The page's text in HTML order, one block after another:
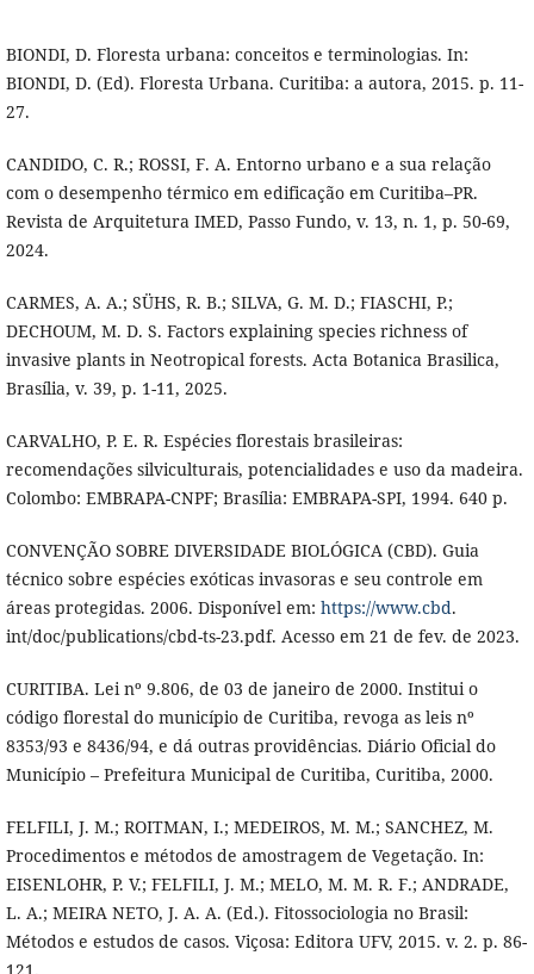
BIONDI, D. Floresta urbana: conceitos e terminologias. In:
BIONDI, D. (Ed). Floresta Urbana. Curitiba: a autora, 2015. p. 11-
27.
CANDIDO, C. R.; ROSSI, F. A. Entorno urbano e a sua relação
com o desempenho térmico em edificação em Curitiba–PR.
Revista de Arquitetura IMED, Passo Fundo, v. 13, n. 1, p. 50-69,
2024.
CARMES, A. A.; SÜHS, R. B.; SILVA, G. M. D.; FIASCHI, P.;
DECHOUM, M. D. S. Factors explaining species richness of
invasive plants in Neotropical forests. Acta Botanica Brasilica,
Brasília, v. 39, p. 1-11, 2025.
CARVALHO, P. E. R. Espécies florestais brasileiras:
recomendações silviculturais, potencialidades e uso da madeira.
Colombo: EMBRAPA-CNPF; Brasília: EMBRAPA-SPI, 1994. 640 p.
CONVENÇÃO SOBRE DIVERSIDADE BIOLÓGICA (CBD). Guia
técnico sobre espécies exóticas invasoras e seu controle em
áreas protegidas. 2006. Disponível em: https://www.cbd.
int/doc/publications/cbd-ts-23.pdf. Acesso em 21 de fev. de 2023.
CURITIBA. Lei nº 9.806, de 03 de janeiro de 2000. Institui o
código florestal do município de Curitiba, revoga as leis nº
8353/93 e 8436/94, e dá outras providências. Diário Oficial do
Município – Prefeitura Municipal de Curitiba, Curitiba, 2000.
FELFILI, J. M.; ROITMAN, I.; MEDEIROS, M. M.; SANCHEZ, M.
Procedimentos e métodos de amostragem de Vegetação. In:
EISENLOHR, P. V.; FELFILI, J. M.; MELO, M. M. R. F.; ANDRADE,
L. A.; MEIRA NETO, J. A. A. (Ed.). Fitossociologia no Brasil:
Métodos e estudos de casos. Viçosa: Editora UFV, 2015. v. 2. p. 86-